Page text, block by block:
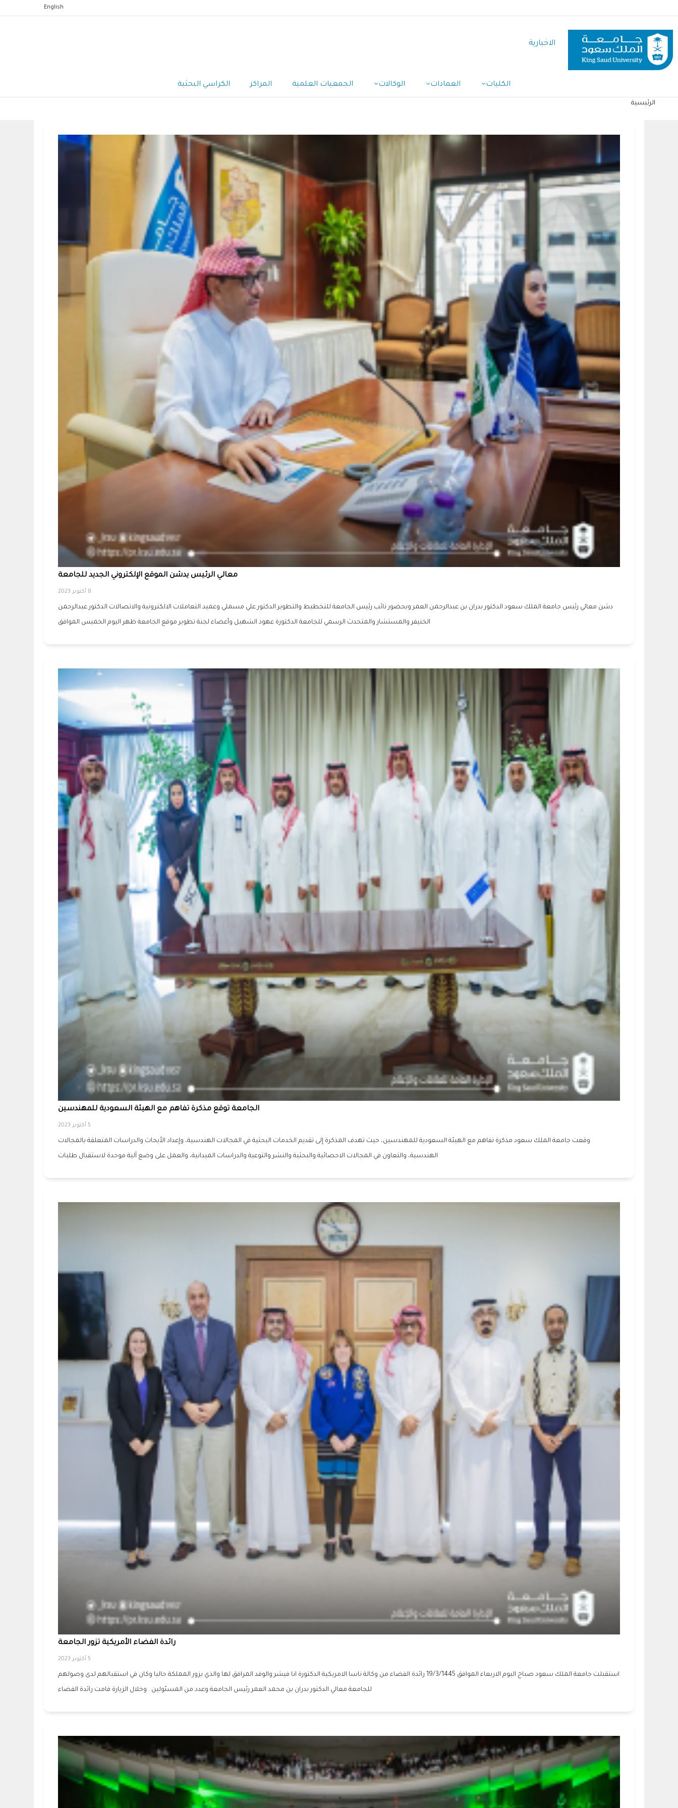
المحتوى
الرئيسي
English
الاخبارية
الكليات العمادات الوكالات الجمعيات العلمية المراكز الكراسي البحثية
الرئيسية
معالي الرئيس يدشن الموقع الإلكتروني الجديد للجامعة
8 أكتوبر 2023
دشن معالي رئيس جامعة الملك سعود الدكتور بدران بن عبدالرحمن العمر وبحضور نائب رئيس الجامعة للتخطيط والتطوير الدكتور علي مسملي وعميد التعاملات الالكترونية والاتصالات الدكتور عبدالرحمن
الخنيفر والمستشار والمتحدث الرسمي للجامعة الدكتورة عهود الشهيل وأعضاء لجنة تطوير موقع الجامعة ظهر اليوم الخميس الموافق
الجامعة توقع مذكرة تفاهم مع الهيئة السعودية للمهندسين
5 أكتوبر 2023
وقعت جامعة الملك سعود مذكرة تفاهم مع الهيئة السعودية للمهندسين، حيث تهدف المذكرة إلى تقديم الخدمات البحثية في المجالات الهندسية، وإعداد الأبحاث والدراسات المتعلقة بالمجالات
الهندسية، والتعاون في المجالات الاحصائية والبحثية والنشر والتوعية والدراسات الميدانية، والعمل على وضع آلية موحدة لاستقبال طلبات
رائدة الفضاء الأمريكية تزور الجامعة
5 أكتوبر 2023
استقبلت جامعة الملك سعود صباح اليوم الاربعاء الموافق 19/3/1445 رائدة الفضاء من وكالة ناسا الامريكية الدكتورة انا فيشر والوفد المرافق لها والذي يزور المملكة حاليا وكان في استقبالهم لدى وصولهم
للجامعة معالي الدكتور بدران بن محمد العمر رئيس الجامعة وعدد من المسئولين . وخلال الزيارة قامت رائدة الفضاء